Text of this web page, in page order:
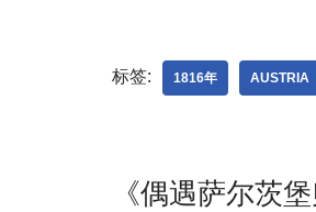
标签: 1816年 AUSTRIA
《偶遇萨尔茨